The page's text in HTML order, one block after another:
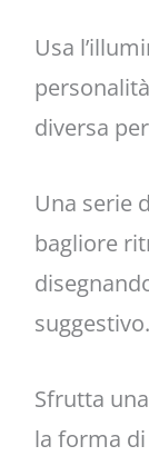
Usa
diversa
Una serie
bagliore
suggestivo.
Sfrutta
la forma